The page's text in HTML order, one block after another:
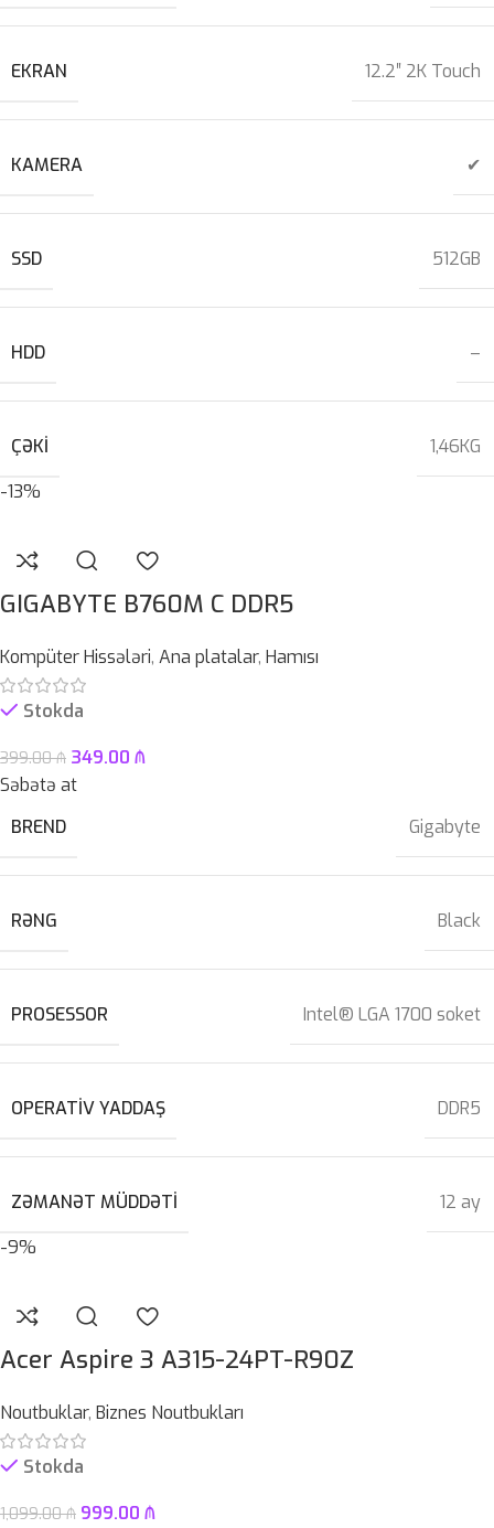
EKRAN 12.2″ 2K Touch
KAMERA ✔
SSD 512GB
HDD –
ÇƏKI
1,46KG
-13%
GIGABYTE B760M C DDR5
Kompüter Hissələri, Ana platalar, Hamısı
Stokda
399.00₼ 349.00 ₼
Səbətə at
BREND
Gigabyte
RƏNG Black
PROSESSOR Intel® LGA 1700 soket
OPERATIV YADDAŞ DDR5
ZƏMANƏT MÜDDƏTI
12 ay
-9%
Acer Aspire 3 A315-24PT-R90Z
Noutbuklar, Biznes Noutbukları
Stokda
1,099.00₼ 999.00 ₼